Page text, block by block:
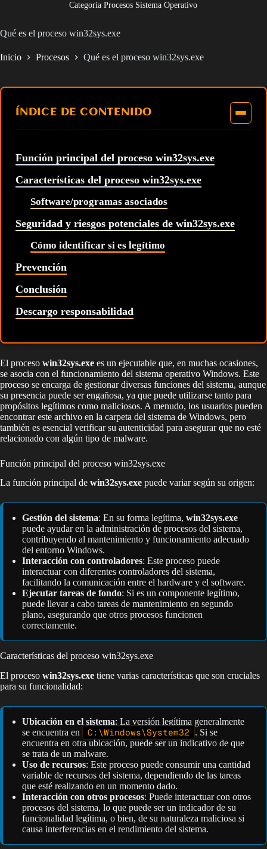
Categoría Procesos Sistema Operativo
Qué es el proceso win32sys.exe
Inicio Procesos Qué es el proceso win32sys.exe
ÍNDICE DE CONTENIDO
Función principal del proceso win32sys.exe
Características del proceso win32sys.exe
Software/programas asociados
Seguridad y riesgos potenciales de win32sys.exe
Cómo identificar si es legítimo
Prevención
Conclusión
Descargo responsabilidad
El proceso win32sys.exe es un ejecutable que, en muchas ocasiones,
se asocia con el funcionamiento del sistema operativo Windows. Este
proceso se encarga de gestionar diversas funciones del sistema, aunque
su presencia puede ser engañosa, ya que puede utilizarse tanto para
propósitos legítimos como maliciosos. A menudo, los usuarios pueden
encontrar este archivo en la carpeta del sistema de Windows, pero
también es esencial verificar su autenticidad para asegurar que no esté
relacionado con algún tipo de malware.
Función principal del proceso win32sys.exe
La función principal de win32sys.exe puede variar según su origen:
Gestión del sistema: En su forma legítima, win32sys.exe
puede ayudar en la administración de procesos del sistema,
contribuyendo al mantenimiento y funcionamiento adecuado
del entorno Windows.
Interacción con controladores: Este proceso puede
interactuar con diferentes controladores del sistema,
facilitando la comunicación entre el hardware y el software.
Ejecutar tareas de fondo: Si es un componente legítimo,
puede llevar a cabo tareas de mantenimiento en segundo
plano, asegurando que otros procesos funcionen
correctamente.
Características del proceso win32sys.exe
El proceso win32sys.exe tiene varias características que son cruciales
para su funcionalidad:
Ubicación en el sistema: La versión legítima generalmente
se encuentra en
C:\Windows\System32
. Si se
encuentra en otra ubicación, puede ser un indicativo de que
se trata de un malware.
Uso de recursos: Este proceso puede consumir una cantidad
variable de recursos del sistema, dependiendo de las tareas
que esté realizando en un momento dado.
Interacción con otros procesos: Puede interactuar con otros
procesos del sistema, lo que puede ser un indicador de su
funcionalidad legítima, o bien, de su naturaleza maliciosa si
causa interferencias en el rendimiento del sistema.